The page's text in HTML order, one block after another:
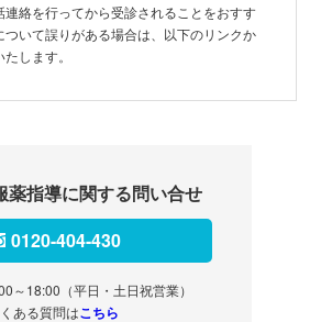
連絡を行ってから受診されることをおすす
ついて誤りがある場合は、以下のリンクか
します。
薬指導に関する問い合せ
0120-404-430
～18:00（平日・土日祝営業）
ある質問はこちら